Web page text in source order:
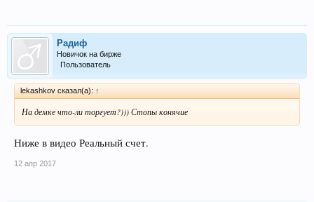
Радиф
Новичок на бирже
Пользователь
lekashkov сказал(а): ↑
На демке что-ли торгует?))) Стопы конячие
Ниже в видео Реальный счет.
12 апр 2017